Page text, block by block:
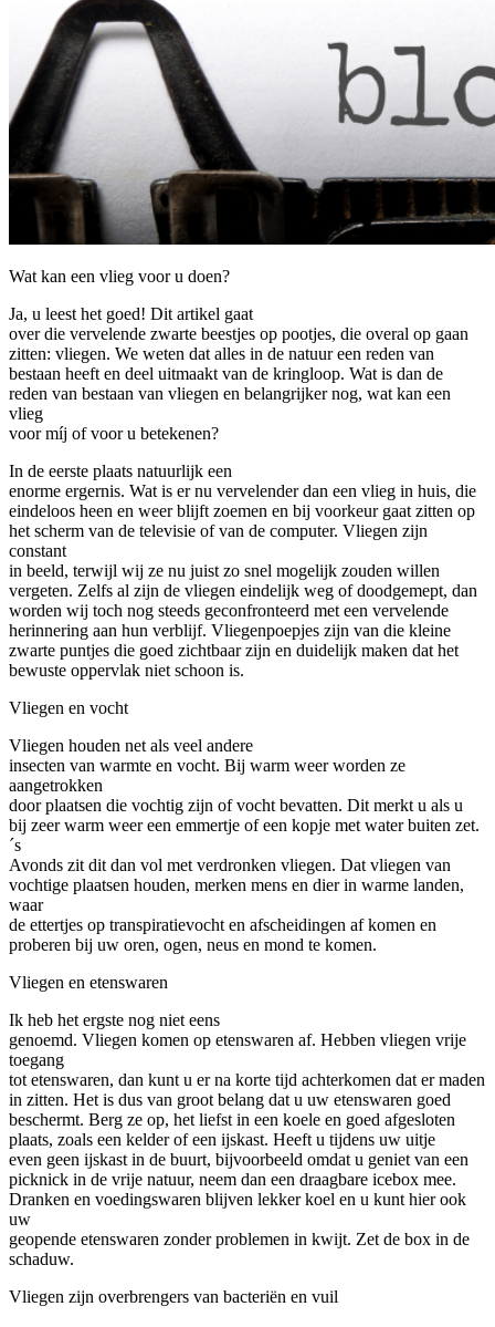
Wat kan een vlieg voor u doen?
Ja, u leest het goed! Dit artikel gaat
over die vervelende zwarte beestjes op pootjes, die overal op gaan
zitten: vliegen. We weten dat alles in de natuur een reden van
bestaan heeft en deel uitmaakt van de kringloop. Wat is dan de
reden van bestaan van vliegen en belangrijker nog, wat kan een
vlieg
voor míj of voor u betekenen?
In de eerste plaats natuurlijk een
enorme ergernis. Wat is er nu vervelender dan een vlieg in huis, die
eindeloos heen en weer blijft zoemen en bij voorkeur gaat zitten op
het scherm van de televisie of van de computer. Vliegen zijn
constant
in beeld, terwijl wij ze nu juist zo snel mogelijk zouden willen
vergeten. Zelfs al zijn de vliegen eindelijk weg of doodgemept, dan
worden wij toch nog steeds geconfronteerd met een vervelende
herinnering aan hun verblijf. Vliegenpoepjes zijn van die kleine
zwarte puntjes die goed zichtbaar zijn en duidelijk maken dat het
bewuste oppervlak niet schoon is.
Vliegen en vocht
Vliegen houden net als veel andere
insecten van warmte en vocht. Bij warm weer worden ze
aangetrokken
door plaatsen die vochtig zijn of vocht bevatten. Dit merkt u als u
bij zeer warm weer een emmertje of een kopje met water buiten zet.
´s
Avonds zit dit dan vol met verdronken vliegen. Dat vliegen van
vochtige plaatsen houden, merken mens en dier in warme landen,
waar
de ettertjes op transpiratievocht en afscheidingen af komen en
proberen bij uw oren, ogen, neus en mond te komen.
Vliegen en etenswaren
Ik heb het ergste nog niet eens
genoemd. Vliegen komen op etenswaren af. Hebben vliegen vrije
toegang
tot etenswaren, dan kunt u er na korte tijd achterkomen dat er maden
in zitten. Het is dus van groot belang dat u uw etenswaren goed
beschermt. Berg ze op, het liefst in een koele en goed afgesloten
plaats, zoals een kelder of een ijskast. Heeft u tijdens uw uitje
even geen ijskast in de buurt, bijvoorbeeld omdat u geniet van een
picknick in de vrije natuur, neem dan een draagbare icebox mee.
Dranken en voedingswaren blijven lekker koel en u kunt hier ook
uw
geopende etenswaren zonder problemen in kwijt. Zet de box in de
schaduw.
Vliegen zijn overbrengers van bacteriën en vuil